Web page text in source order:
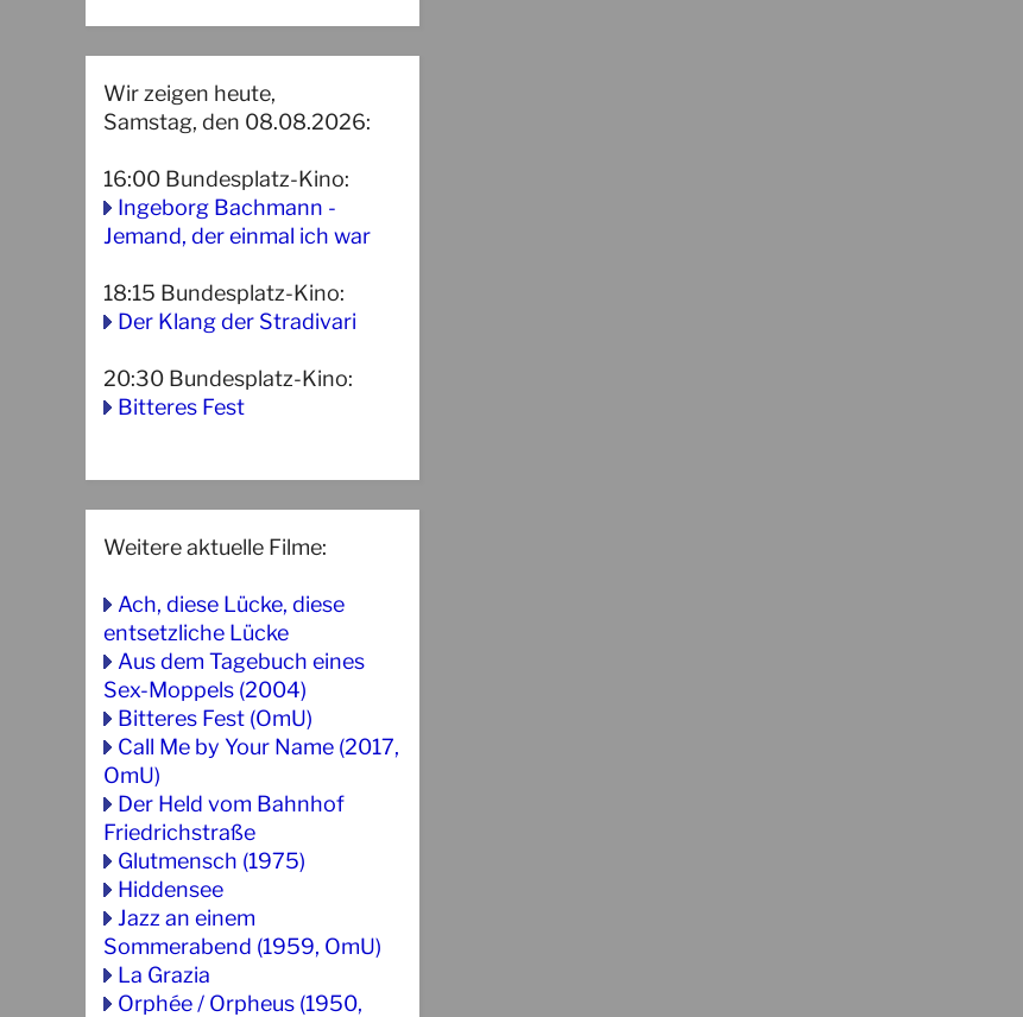
Wir zeigen heute,
Samstag, den 08.08.2026:
16:00 Bundesplatz-Kino:
Ingeborg Bachmann -
Jemand, der einmal ich war
18:15 Bundesplatz-Kino:
Der Klang der Stradivari
20:30 Bundesplatz-Kino:
Bitteres Fest
Weitere aktuelle Filme:
Ach, diese Lücke, diese
entsetzliche Lücke
Aus dem Tagebuch eines
Sex-Moppels (2004)
Bitteres Fest (OmU)
Call Me by Your Name (2017,
OmU)
Der Held vom Bahnhof
Friedrichstraße
Glutmensch (1975)
Hiddensee
Jazz an einem
Sommerabend (1959, OmU)
La Grazia
Orphée / Orpheus (1950,